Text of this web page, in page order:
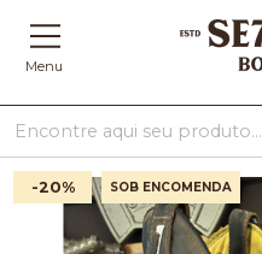
Menu
-20% SOB ENCOMENDA